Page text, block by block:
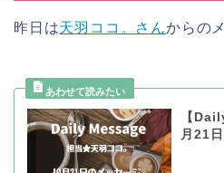
昨日は天羽ココ。さんからの
【
月21